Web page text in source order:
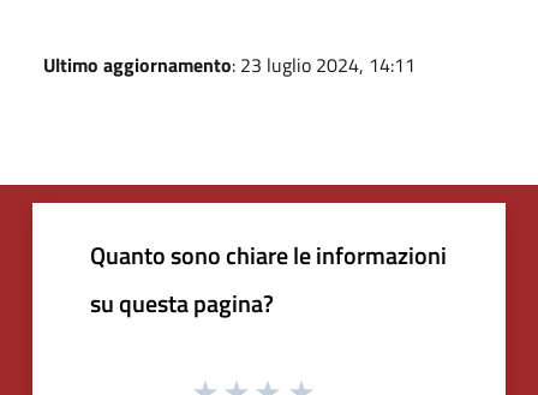
Ultimo aggiornamento: 23 luglio 2024, 14:11
Quanto sono chiare le informazioni
su questa pagina?